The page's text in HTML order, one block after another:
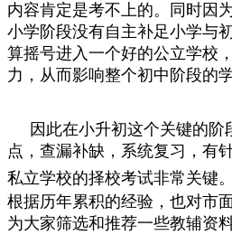
内容肯定是考不上的。同时因
小学阶段没有自主补足小学与
算摇号进入一个好的公立学校
力，从而影响整个初中阶段的学
因此在小升初这个关键的阶
点， 查漏补缺，系统复习， 有
私立学校的择校考试非常关键
根据历年累积的经验，也对市
为大家筛选和推荐一些教辅资